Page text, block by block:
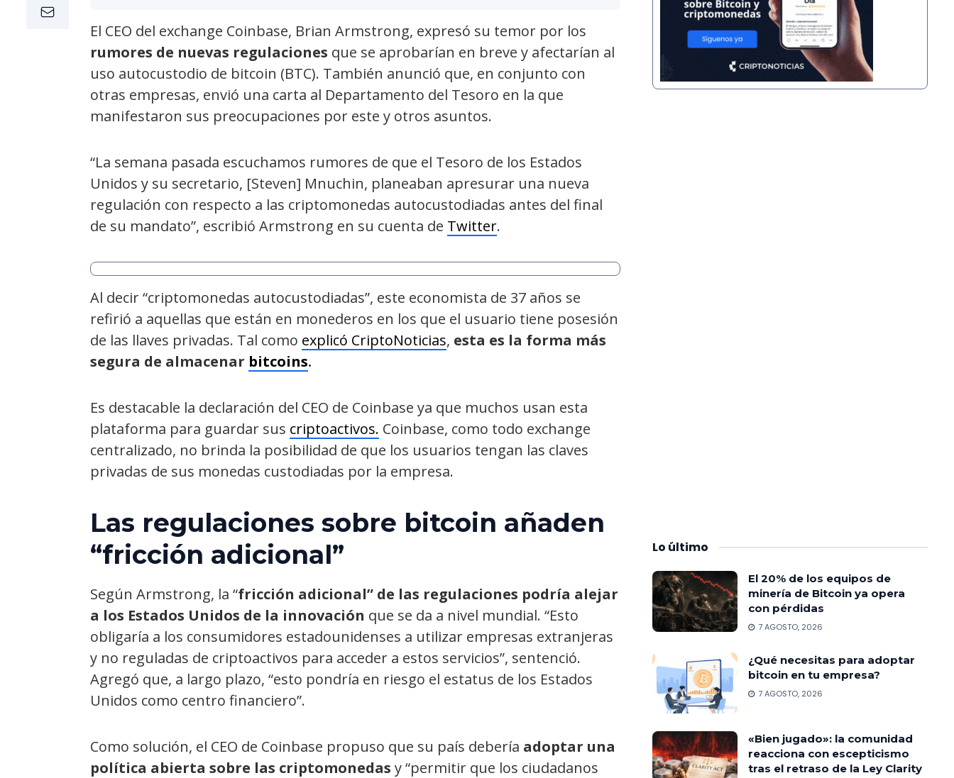
El CEO del exchange Coinbase, Brian Armstrong, expresó su temor por los
rumores de nuevas regulaciones que se aprobarían en breve y afectarían al
uso autocustodio de bitcoin (BTC). También anunció que, en conjunto con
otras empresas, envió una carta al Departamento del Tesoro en la que
manifestaron sus preocupaciones por este y otros asuntos.
“La semana pasada escuchamos rumores de que el Tesoro de los Estados
Unidos y su secretario, [Steven] Mnuchin, planeaban apresurar una nueva
regulación con respecto a las criptomonedas autocustodiadas antes del final
de su mandato”, escribió Armstrong en su cuenta de Twitter.
Al decir “criptomonedas autocustodiadas”, este economista de 37 años se
refirió a aquellas que están en monederos en los que el usuario tiene posesión
de las llaves privadas. Tal como explicó CriptoNoticias, esta es la forma más
segura de almacenar bitcoins.
Es destacable la declaración del CEO de Coinbase ya que muchos usan esta
plataforma para guardar sus criptoactivos. Coinbase, como todo exchange
centralizado, no brinda la posibilidad de que los usuarios tengan las claves
privadas de sus monedas custodiadas por la empresa.
Las regulaciones sobre bitcoin añaden
“fricción adicional”
Según Armstrong, la “fricción adicional” de las regulaciones podría alejar
a los Estados Unidos de la innovación que se da a nivel mundial. “Esto
obligaría a los consumidores estadounidenses a utilizar empresas extranjeras
y no reguladas de criptoactivos para acceder a estos servicios”, sentenció.
Agregó que, a largo plazo, “esto pondría en riesgo el estatus de los Estados
Unidos como centro financiero”.
Como solución, el CEO de Coinbase propuso que su país debería adoptar una
política abierta sobre las criptomonedas y “permitir que los ciudadanos
Lo último
El 20% de los equipos de
minería de Bitcoin ya opera
con pérdidas
7 AGOSTO, 2026
¿Qué necesitas para adoptar
bitcoin en tu empresa?
7 AGOSTO, 2026
«Bien jugado»: la comunidad
reacciona con escepticismo
tras el retraso de la Ley Clarity